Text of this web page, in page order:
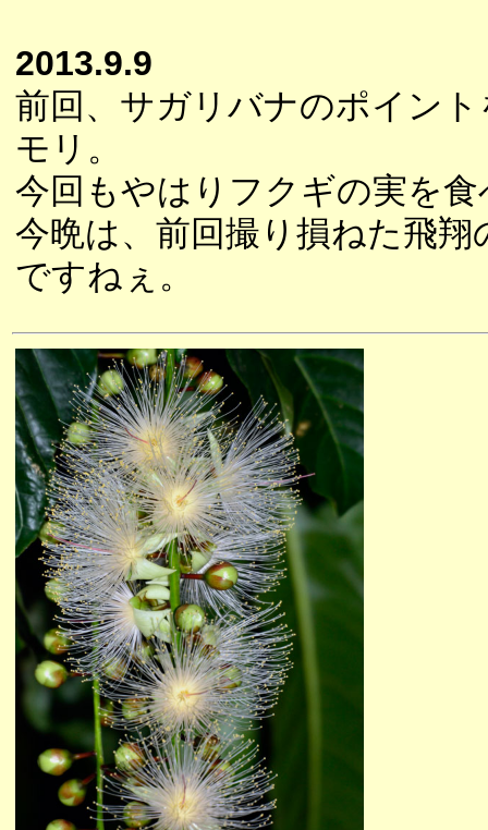
2013.9.9
前回、サガリバナのポイン
モリ。
今回もやはりフクギの実を
今晩は、前回撮り損ねた飛
ですねぇ。